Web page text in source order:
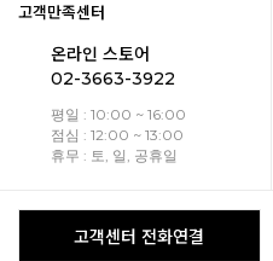
고객만족센터
온라인 스토어
02-3663-3922
평일 : 10:00 ~ 16:00
점심 : 12:00 ~ 13:00
휴무 : 토, 일, 공휴일
고객센터 전화연결